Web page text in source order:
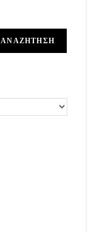
ΑΝΑΖΉΤΗΣΗ